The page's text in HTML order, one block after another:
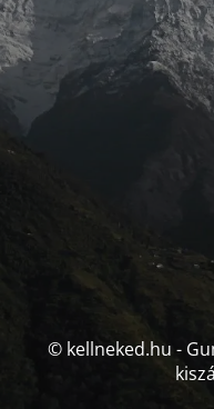
© kellneked.hu -